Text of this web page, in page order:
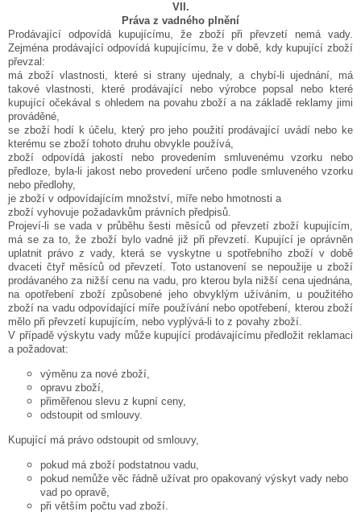
VII.
Práva z vadného plnění
Prodávající odpovídá kupujícímu, že zboží při převzetí nemá vady.
Zejména prodávající odpovídá kupujícímu, že v době, kdy kupující zboží
převzal:
má zboží vlastnosti, které si strany ujednaly, a chybí-li ujednání, má
takové vlastnosti, které prodávající nebo výrobce popsal nebo které
kupující očekával s ohledem na povahu zboží a na základě reklamy jimi
prováděné,
se zboží hodí k účelu, který pro jeho použití prodávající uvádí nebo ke
kterému se zboží tohoto druhu obvykle používá,
zboží odpovídá jakostí nebo provedením smluvenému vzorku nebo
předloze, byla-li jakost nebo provedení určeno podle smluveného vzorku
nebo předlohy,
je zboží v odpovídajícím množství, míře nebo hmotnosti a
zboží vyhovuje požadavkům právních předpisů.
Projeví-li se vada v průběhu šesti měsíců od převzetí zboží kupujícím,
má se za to, že zboží bylo vadné již při převzetí. Kupující je oprávněn
uplatnit právo z vady, která se vyskytne u spotřebního zboží v době
dvaceti čtyř měsíců od převzetí. Toto ustanovení se nepoužije u zboží
prodávaného za nižší cenu na vadu, pro kterou byla nižší cena ujednána,
na opotřebení zboží způsobené jeho obvyklým užíváním, u použitého
zboží na vadu odpovídající míře používání nebo opotřebení, kterou zboží
mělo při převzetí kupujícím, nebo vyplývá-li to z povahy zboží.
V případě výskytu vady může kupující prodávajícímu předložit reklamaci
a požadovat:
výměnu za nové zboží,
opravu zboží,
přiměřenou slevu z kupní ceny,
odstoupit od smlouvy.
Kupující má právo odstoupit od smlouvy,
pokud má zboží podstatnou vadu,
pokud nemůže věc řádně užívat pro opakovaný výskyt vady nebo
vad po opravě,
při větším počtu vad zboží.